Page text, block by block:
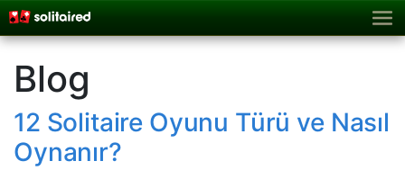
Blog
12 Solitaire Oyunu Türü ve Nasıl
Oynanır?